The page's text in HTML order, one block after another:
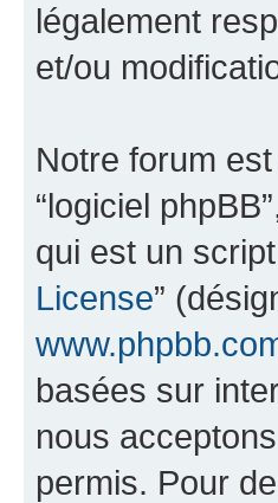
légalement
et/ou
Notre forum est
“logiciel
qui est un
License”
basées sur
nous
permis. Pour